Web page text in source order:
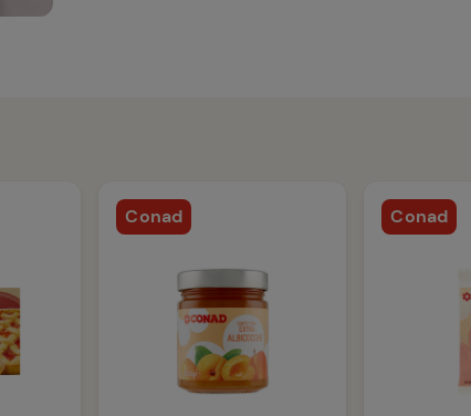
Conad Conad